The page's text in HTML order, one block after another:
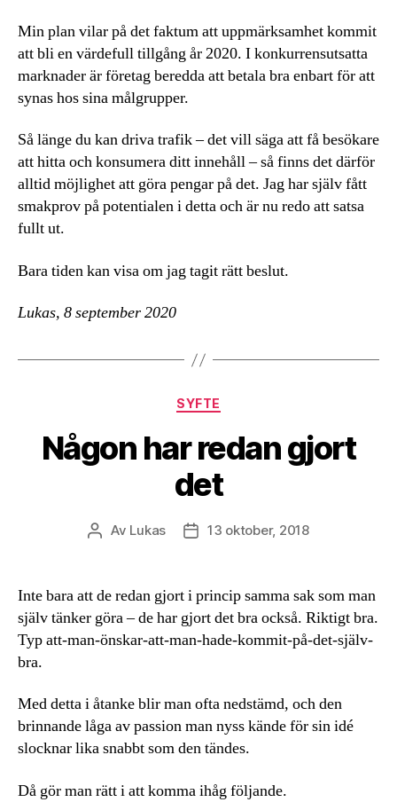
Min plan vilar på det faktum att uppmärksamhet kommit
att bli en värdefull tillgång år 2020. I konkurrensutsatta
marknader är företag beredda att betala bra enbart för att
synas hos sina målgrupper.
Så länge du kan driva trafik – det vill säga att få besökare
att hitta och konsumera ditt innehåll – så finns det därför
alltid möjlighet att göra pengar på det. Jag har själv fått
smakprov på potentialen i detta och är nu redo att satsa
fullt ut.
Bara tiden kan visa om jag tagit rätt beslut.
Lukas, 8 september 2020
Kategorier
SYFTE
Någon har redan gjort
det
Inläggsförfattare
Av Lukas Inläggsdatum
13 oktober, 2018
Inte bara att de redan gjort i princip samma sak som man
själv tänker göra – de har gjort det bra också. Riktigt bra.
Typ att-man-önskar-att-man-hade-kommit-på-det-själv-
bra.
Med detta i åtanke blir man ofta nedstämd, och den
brinnande låga av passion man nyss kände för sin idé
slocknar lika snabbt som den tändes.
Då gör man rätt i att komma ihåg följande.